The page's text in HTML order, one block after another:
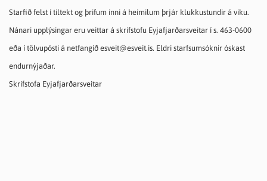
Starfið felst í tiltekt og þrifum inni á heimilum þrjár klukkustundir á viku.
Nánari upplýsingar eru veittar á skrifstofu Eyjafjarðarsveitar í s. 463-0600
eða í tölvupósti á netfangið esveit@esveit.is. Eldri starfsumsóknir óskast
endurnýjaðar.
Skrifstofa Eyjafjarðarsveitar